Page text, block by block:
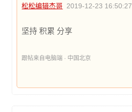
松松编辑杰哥 2019-12-23 16:50:27
坚持 积累 分享
跟帖来自电脑端 · 中国北京